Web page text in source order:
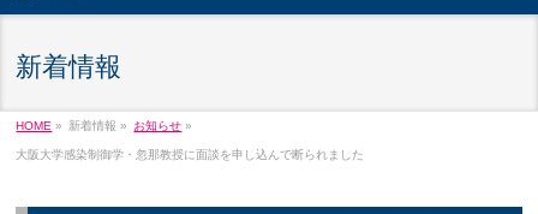
新着情報
HOME » 新着情報 » お知らせ »
大阪大学感染制御学・忽那教授に面談を申し込んで断られました